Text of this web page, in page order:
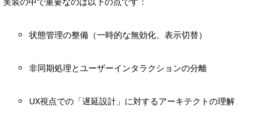
状態管理の整備（一時的な無効化、表示切替）
非同期処理とユーザーインタラクションの分離
UX視点での「遅延設計」に対するアーキテクトの理解